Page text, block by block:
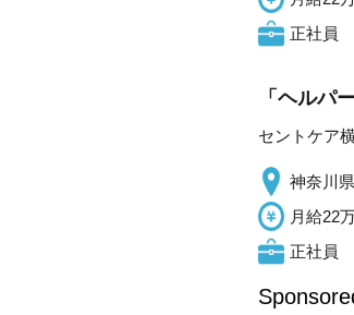
正社員
「ヘルパ
セントケア
神奈川
月給22
正社員